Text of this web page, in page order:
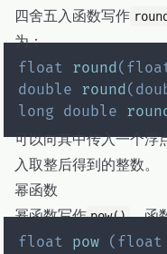
四舍五入函数写作
为：
float round(
double round(
long double
可以向其中传入一个浮
入取整后得到的整数。
幂函数
幂函数写作 pow() ，函
float pow ( float